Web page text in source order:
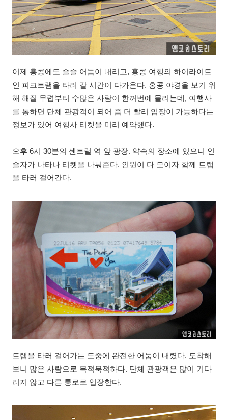
이제 홍콩에도 슬슬 어둠이 내리고, 홍콩 여행의 하이라이트
인 피크트램을 타러 갈 시간이 다가온다. 홍콩 야경을 보기 위
해 해질 무렵부터 수많은 사람이 한꺼번에 몰리는데, 여행사
를 통하면 단체 관광객이 되어 좀 더 빨리 입장이 가능하다는
정보가 있어 여행사 티켓을 미리 예약했다.
오후 6시 30분의 센트럴 역 앞 광장. 약속의 장소에 있으니 인
솔자가 나타나 티켓을 나눠준다. 인원이 다 모이자 함께 트램
을 타러 걸어간다.
트램을 타러 걸어가는 도중에 완전한 어둠이 내렸다. 도착해
보니 많은 사람으로 북적북적하다. 단체 관광객은 많이 기다
리지 않고 다른 통로로 입장한다.